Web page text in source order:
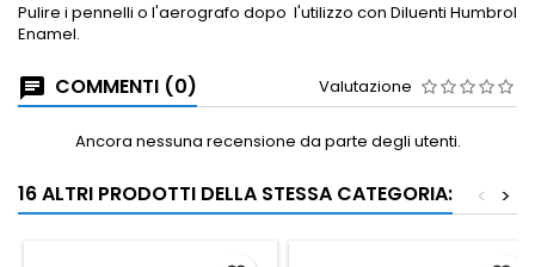
Pulire i pennelli o l'aerografo dopo l'utilizzo con Diluenti Humbrol
Enamel.
COMMENTI (0) Valutazione
Ancora nessuna recensione da parte degli utenti.
16 ALTRI PRODOTTI DELLA STESSA CATEGORIA: >
<